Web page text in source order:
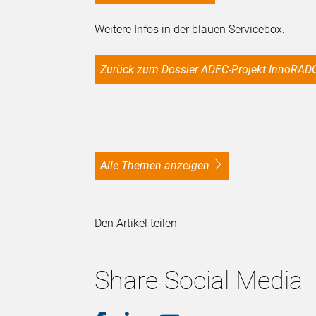
Weitere Infos in der blauen Servicebox.
Zurück zum Dossier ADFC-Projekt
alle Themen anzeigen
Den Artikel teilen
Share Social Media